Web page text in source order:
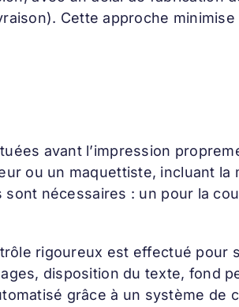
Cette approche
avant l’impression
ou un maquettiste, incluant la
nécessaires : un pour la
rigoureux est effectué pour
disposition du texte, fond
grâce à un système de